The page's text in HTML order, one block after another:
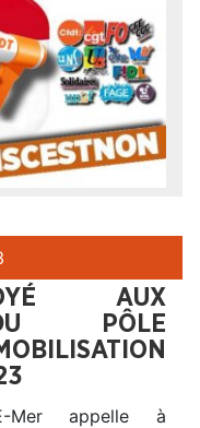
AUX
PÔLE
Mer appelle à